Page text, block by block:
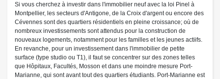
Si vous cherchez à investir dans l'immobilier neuf avec la loi Pinel à
Montpellier, les secteurs d'Antigone, de la Croix d'argent ou encore des
Cévennes sont des quartiers résidentiels en pleine croissance; où de
nombreux investissements sont attendus pour la construction de
nouveaux logements, notamment pour les familles et les jeunes actiifs.
En revanche, pour un investissement dans l'immobilier de petite
surface (type studio ou T1), il faut se concentrer sur des zones telles
que Hôpitaux, Facultés, Mosson et dans une moindre mesure Port-
Marianne, qui sont avant tout des quartiers étudiants. Port-Marianne est